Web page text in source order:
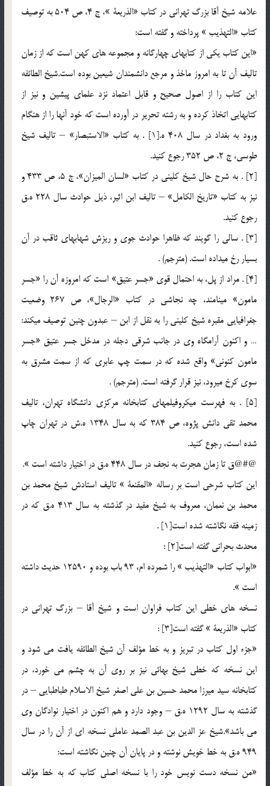
علامه شيخ آقا بزرگ تهراني در كتاب «الذريعة »، ج 4، ص 504 به توصيف
كتاب «التهذيب » پرداخته و گفته است:
«اين كتاب يكي از كتابهاي چهارگانه و مجموعه هاي كهن است كه از زمان
تاليف آن تا به امروز ماخذ و مرجع دانشمندان شيعين بوده است.شيخ الطائفه
اين كتاب را از اصول صحيح و قابل اعتماد نزد علماي پيشين و نيز از
كتابهايي اتخاذ كرده و به رشته تحرير در آورده است كه خود آنها را از هنگام
ورود به بغداد در سال 408 ه.[1] . به كتاب «الاستبصار» – تاليف شيخ
طوسي، ج 2، ص 352 رجوع كنيد.
[2] . به شرح حال شيخ كليني در كتاب «لسان الميزان‏»، ج 5، ص 433 و
نيز به كتاب «تاريخ الكامل‏» – تاليف ابن اثير، ذيل حوادث سال 228 ه.ق
رجوع كنيد.
[3] . سالي را گويند كه ظاهرا حوادث جوي و ريزش شهاب‏هاي ثاقب در آن
بسيار رخ مي‏داده است. (مترجم) .
[4] . مراد از پل، به احتمال قوي «جسر عتيق‏» است كه امروزه آن را «جسر
مامون‏» مي‏نامند، چه نجاشي در كتاب «الرجال‏»، ص 267 وضعيت
جغرافيايي مقبره شيخ كليني را به نقل از ابن – عبدون چنين توصيف مي‏كند:
… و اكنون آرامگاه وي در جانب شرقي دجله در مدخل جسر عتيق «جسر
مامون كنوني‏» واقع شده كه در سمت چپ عابري كه از سمت مشرق به
سوي كرخ مي‏رود، نيز قرار گرفته است. (مترجم) .
[5] . به فهرست ميكروفيلم‏هاي كتابخانه مركزي دانشگاه تهران، تاليف
محمد تقي دانش پژوه، ص 384 كه به سال 1348 ه.ش در تهران چاپ
شده است، رجوع كنيد.
@#@ق تا زمان هجرت به نجف در سال 448 ه.ق در اختيار داشته است ».
اين كتاب شرحي است بر رساله «المقنعة » تاليف استادش شيخ محمد بن
محمد بن نعمان، معروف به شيخ مفيد در گذشته به سال 413 ه.ق كه در
زمينه فقه نگاشته شده است[1] .
محدث بحراني گفته است[2] :
«ابواب كتاب «التهذيب » را شمرده ام، 93 باب بوده و 12590 حديث داشته
است ».
نسخه هاي خطي اين كتاب فراوان است و شيخ آقا – بزرگ تهراني در
كتاب «الذريعة » گفته است[3] :
«جزء اول كتاب در تبريز و به خط مؤلف آن شيخ الطائفه يافت مي شود و
اين نسخه كه خطي شيخ بهائي نيز بر روي آن به چشم مي خورد، در
كتابخانه سيد ميرزا محمد حسين بن علي اصغر شيخ الاسلام طباطبايي – در
گذشته به سال 1292 ه.ق – وجود دارد و هم اكنون در اختيار نوادگان وي
مي باشد».شيخ عز الدين بن عبد الصمد عاملي نسخه اي از آن را در سال
949 ه.ق به خط خويش نوشته و در پايان آن چنين نگاشته است:
«من نسخه دست نويس خود را با نسخه اصلي كتاب كه به خط مؤلف